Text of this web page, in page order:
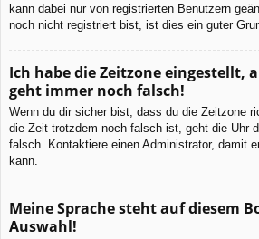
kann dabei nur von registrierten Benutzern
noch nicht registriert bist, ist dies ein guter
Ich habe die Zeitzone eingestellt,
geht immer noch falsch!
Wenn du dir sicher bist, dass du die Zeitzone
die Zeit trotzdem noch falsch ist, geht die Uhr
falsch. Kontaktiere einen Administrator, damit
kann.
Meine Sprache steht auf diesem
Auswahl!